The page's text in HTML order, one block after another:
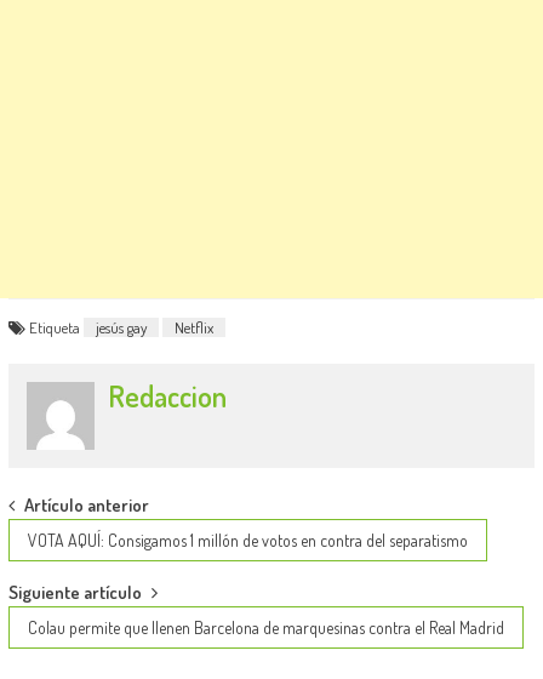
Etiqueta jesús gay Netflix
Redaccion
Post
navigation
Artículo anterior
VOTA AQUÍ: Consigamos 1 millón de votos en contra del separatismo
Siguiente artículo
Colau permite que llenen Barcelona de marquesinas contra el Real Madrid